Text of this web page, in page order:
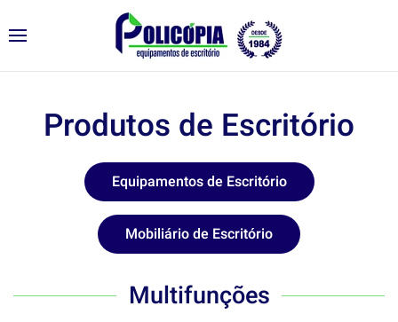
Produtos de Escritório
Equipamentos de Escritório
Mobiliário de Escritório
Multifunções